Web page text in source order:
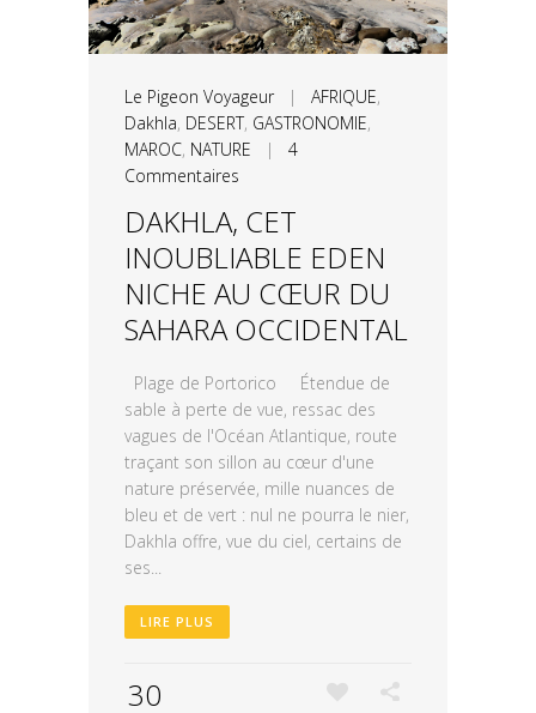
Le Pigeon Voyageur| AFRIQUE,
Dakhla, DESERT, GASTRONOMIE,
MAROC, NATURE | 4
Commentaires
DAKHLA, CET
INOUBLIABLE EDEN
NICHE AU CŒUR DU
SAHARA OCCIDENTAL
Plage de Portorico Étendue de
sable à perte de vue, ressac des
vagues de l'Océan Atlantique, route
traçant son sillon au cœur d'une
nature préservée, mille nuances de
bleu et de vert : nul ne pourra le nier,
Dakhla offre, vue du ciel, certains de
ses...
LIRE PLUS
30